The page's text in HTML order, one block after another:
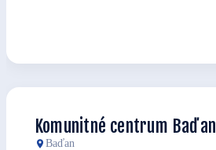
Komunitné centrum Baďan
Baďan